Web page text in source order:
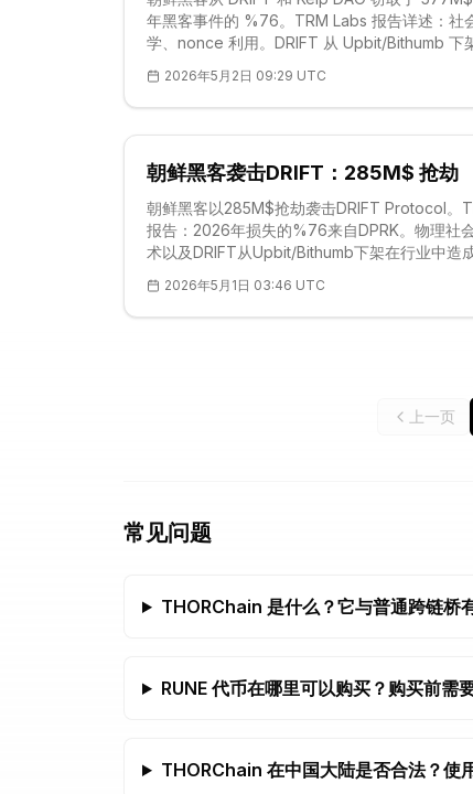
年黑客事件的 %76。TRM Labs 报告详述：社
学、nonce 利用。DRIFT 从 Upbit/Bithumb 下
2026年5月2日 09:29 UTC
朝鲜黑客袭击DRIFT：285M$ 抢劫
朝鲜黑客以285M$抢劫袭击DRIFT Protocol。
报告：2026年损失的%76来自DPRK。物理社
术以及DRIFT从Upbit/Bithumb下架在行业中造
2026年5月1日 03:46 UTC
上一页
常见问题
THORChain 是什么？它与普通跨链桥
RUNE 代币在哪里可以购买？购买前需
THORChain 在中国大陆是否合法？使